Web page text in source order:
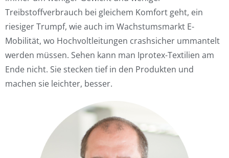
Treibstoffverbrauch bei gleichem Komfort geht, ein
riesiger Trumpf, wie auch im Wachstumsmarkt E-
Mobilität, wo Hochvoltleitungen crashsicher ummantelt
werden müssen. Sehen kann man Iprotex-Textilien am
Ende nicht. Sie stecken tief in den Produkten und
machen sie leichter, besser.